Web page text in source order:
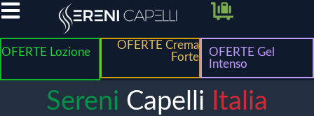
OFERTE Lozione
OFERTE Crema
Forte
OFERTE Gel
Intenso
Sereni Capelli Italia